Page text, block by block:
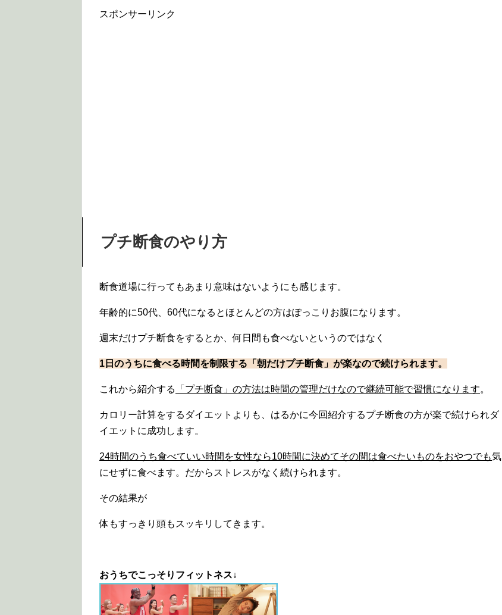
スポンサーリンク
プチ断食のやり方
断食道場に行ってもあまり意味はないようにも感じます。
年齢的に50代、60代になるとほとんどの方はぽっこりお腹になります。
週末だけプチ断食をするとか、何日間も食べないというのではなく
1日のうちに食べる時間を制限する「朝だけプチ断食」が楽なので続けられます。
これから紹介する 「プチ断食」の方法は時間の管理だけなので継続可能で習慣になります。
カロリー計算をするダイエットよりも、はるかに今回紹介するプチ断食の方が楽で続けられダ
イエットに成功します。
24時間のうち食べていい時間を女性なら10時間に決めてその間は食べたいものをおやつでも気
にせずに食べます。だからストレスがなく続けられます。
その結果が
体もすっきり頭もスッキリしてきます。
おうちでこっそりフィットネス↓